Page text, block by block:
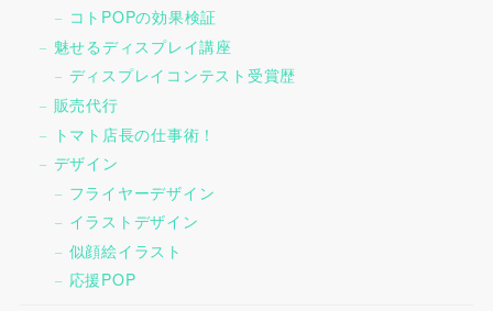
コトPOPの効果検証
魅せるディスプレイ講座
ディスプレイコンテスト受賞歴
販売代行
トマト店長の仕事術！
デザイン
フライヤーデザイン
イラストデザイン
似顔絵イラスト
応援POP